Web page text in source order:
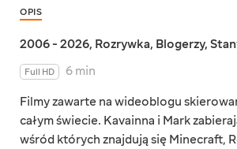
OPIS
2006 - 2026, Rozrywka, Blogerzy,
Full HD
6 min
Filmy zawarte na wideoblogu
całym świecie. Kavainna i Mark
wśród których znajdują się Minecraft,